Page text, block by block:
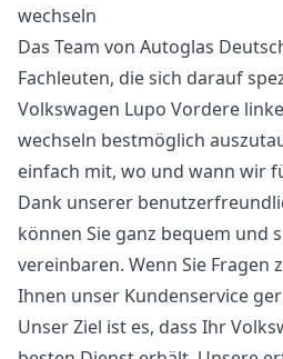
wechseln
Das Team von Autoglas
Fachleuten, die sich darauf
Volkswagen Lupo Vordere
wechseln bestmöglich
einfach mit, wo und wann wir
Dank unserer
können Sie ganz bequem und
vereinbaren. Wenn Sie Fragen
Ihnen unser Kundenservice
Unser Ziel ist es, dass Ihr